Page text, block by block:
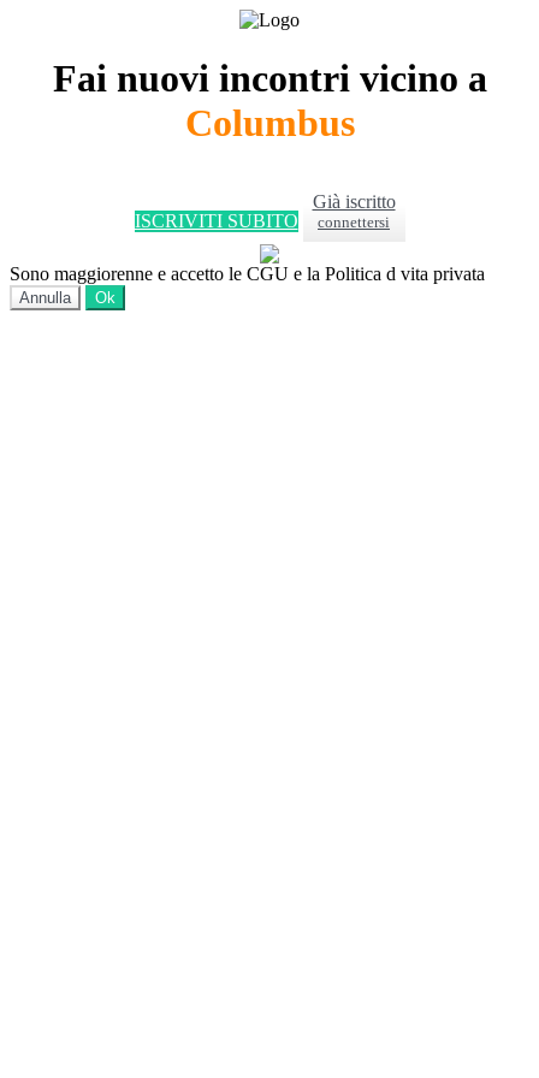
Fai nuovi incontri vicino a
Columbus
ISCRIVITI SUBITO
Già iscritto
connettersi
Sono maggiorenne e accetto le CGU e la Politica d vita privata
Annulla Ok